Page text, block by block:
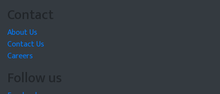
Contact
About Us
Contact Us
Careers
Follow us